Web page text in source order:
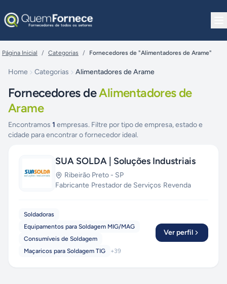
Página Inicial / Categorias / Fornecedores de "Alimentadores de Arame"
Home Categorias Alimentadores de Arame
Fornecedores deAlimentadores de
Arame
Encontramos 1 empresas. Filtre por tipo de empresa, estado e
cidade para encontrar o fornecedor ideal.
SUA SOLDA | Soluções Industriais
Ribeirão Preto - SP
Fabricante·Prestador de Serviços·Revenda
Soldadoras
Equipamentos para Soldagem MIG/MAG
Consumíveis de Soldagem
Maçaricos para Soldagem TIG
+39
Ver perfil